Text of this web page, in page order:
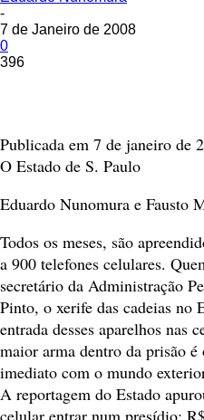
-
7 de Janeiro de 2008
0
396
Publicada em 7 de janeiro de
O Estado de S. Paulo
Eduardo Nunomura e Fausto
Todos os meses, são
a 900 telefones celulares.
secretário da Administração
Pinto, o xerife das cadeias no
entrada desses aparelhos nas
maior arma dentro da prisão
imediato com o mundo
A reportagem do Estado
celular entrar num presídio: